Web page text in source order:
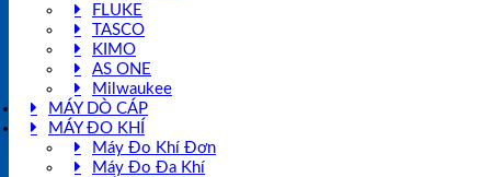
FLUKE
TASCO
KIMO
AS ONE
Milwaukee
MÁY DÒ CÁP
MÁY ĐO KHÍ
Máy Đo Khí Đơn
Máy Đo Đa Khí